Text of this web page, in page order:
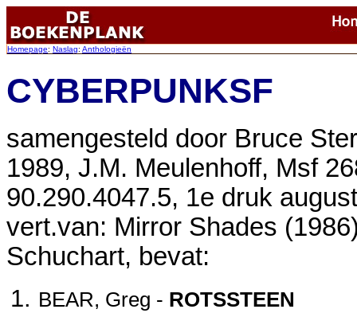
Homepage: Naslag: Anthologieën
CYBERPUNKSF
samengesteld door Bruce
1989, J.M. Meulenhoff, Msf
90.290.4047.5, 1e druk
vert.van: Mirror Shades
Schuchart, bevat:
BEAR, Greg - ROTSSTEEN